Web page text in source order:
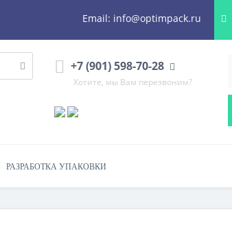
Email: info@optimpack.ru
+7 (901) 598-70-28
Хотите, мы Вам перезвоним?
РАЗРАБОТКА УПАКОВКИ